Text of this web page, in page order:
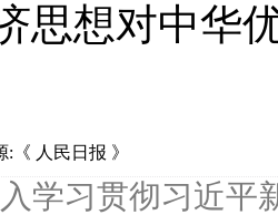
思想对中华
:​《 人民日报 》
学习贯彻习近平